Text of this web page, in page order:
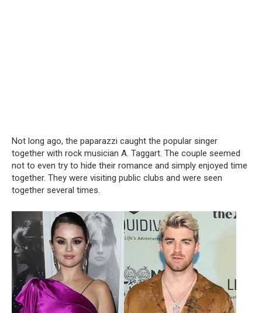
Not long ago, the paparazzi caught the popular singer
together with rock musician A. Taggart. The couple seemed
not to even try to hide their romance and simply enjoyed time
together. They were visiting public clubs and were seen
together several times.